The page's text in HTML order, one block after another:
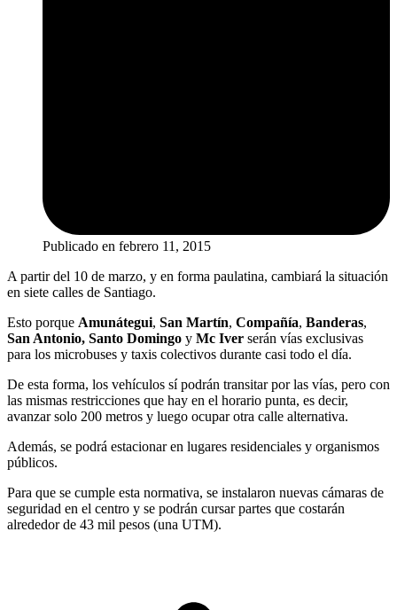
Publicado en febrero 11, 2015
A partir del 10 de marzo, y en forma paulatina, cambiará la situación
en siete calles de Santiago.
Esto porque Amunátegui, San Martín, Compañía, Banderas,
San Antonio, Santo Domingo y Mc Iver serán vías exclusivas
para los microbuses y taxis colectivos durante casi todo el día.
De esta forma, los vehículos sí podrán transitar por las vías, pero con
las mismas restricciones que hay en el horario punta, es decir,
avanzar solo 200 metros y luego ocupar otra calle alternativa.
Además, se podrá estacionar en lugares residenciales y organismos
públicos.
Para que se cumple esta normativa, se instalaron nuevas cámaras de
seguridad en el centro y se podrán cursar partes que costarán
alrededor de 43 mil pesos (una UTM).